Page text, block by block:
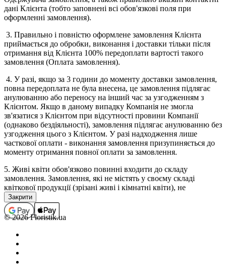
дані Клієнта (тобто заповнені всі обов'язкові поля при
оформленні замовлення).
3. Правильно і повністю оформлене замовлення Клієнта
приймається до обробки, виконання і доставки тільки після
отримання від Клієнта 100% передоплати вартості такого
замовлення (Оплата замовлення).
4. У разі, якщо за 3 години до моменту доставки замовлення,
повна передоплата не була внесена, це замовлення підлягає
анулюванню або переносу на інший час за узгодженням з
Клієнтом. Якщо в даному випадку Компанія не змогла
зв'язатися з Клієнтом при відсутності провини Компанії
(однаково бездіяльності), замовлення підлягає анулюванню без
узгодження цього з Клієнтом. У разі надходження лише
часткової оплати - виконання замовлення призупиняється до
моменту отримання повної оплати за замовлення.
5. Живі квіти обов'язково повинні входити до складу
замовлення. Замовлення, які не містять у своєму складі
квіткової продукції (зрізані живі і кімнатні квіти), не
приймаються, а помилково прийняті підлягають анулюванню
(з поверненням коштів, якщо замовлення було оплачено). В
окремих випадках виконання замовлень, які не містять у
попереднім погодженням з менеджером.
6. Повністю оформленим і прийнятим до виконання,
вважається замовлення зі статусом "Сплачено".
© 2026 Floristik.ua